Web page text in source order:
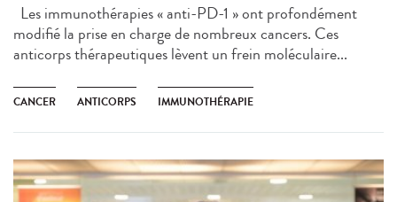
Les immunothérapies « anti-PD-1 » ont profondément
modifié la prise en charge de nombreux cancers. Ces
anticorps thérapeutiques lèvent un frein moléculaire...
CANCER ANTICORPS IMMUNOTHÉRAPIE